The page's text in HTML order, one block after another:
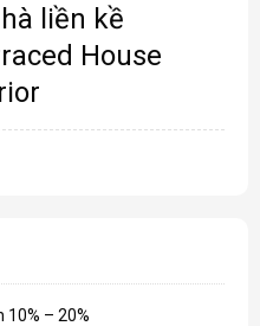
liền kề
House
10% – 20%